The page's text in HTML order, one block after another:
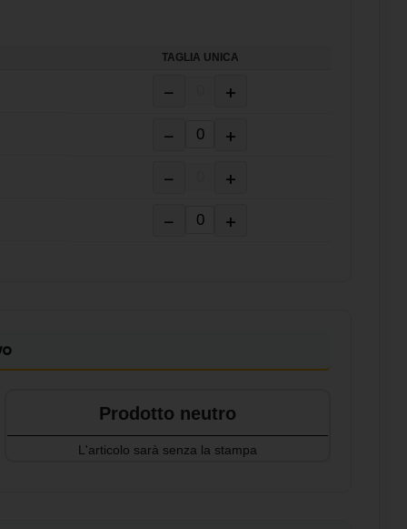
TAGLIA UNICA
− +
− +
− +
− +
Prodotto neutro
L'articolo sarà senza la stampa